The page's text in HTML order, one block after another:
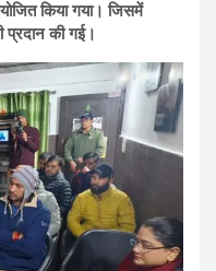
किया गया। जिसमें
प्रदान की गई।